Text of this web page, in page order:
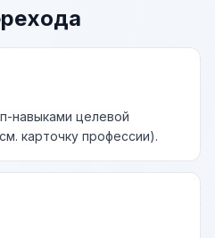
навыками целевой
карточку профессии).